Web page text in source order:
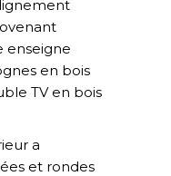
enseigne
en bois
TV en bois
a
et rondes